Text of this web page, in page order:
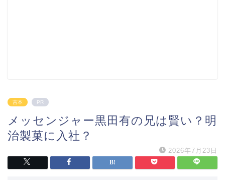
吉本 PR
メッセンジャー黒田有の兄は賢い？明
治製菓に入社？
2026年7月23日